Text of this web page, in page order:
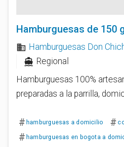
Hamburguesas de 150
business Hamburguesas Don
directions_boat Regional
Hamburguesas 100%
preparadas a la parrilla,
# hamburguesas a domicilio #
# hamburguesas en bogota a